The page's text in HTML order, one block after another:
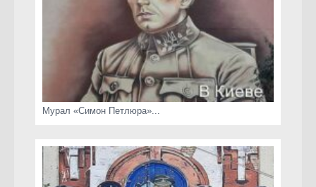
Мурал «Симон Петлюра»...